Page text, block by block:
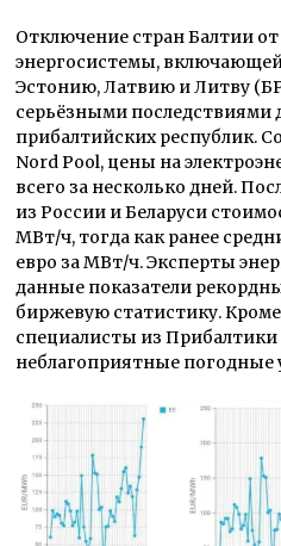
Отключение стран Балтии
энергосистемы,
Эстонию, Латвию и Литву
серьёзными последствиями
прибалтийских республик.
Nord Pool, цены на
всего за несколько дней.
из России и Беларуси
МВт/ч, тогда как ранее
евро за МВт/ч. Эксперты
данные показатели
биржевую статистику.
специалисты из Прибалтики
неблагоприятные погодные